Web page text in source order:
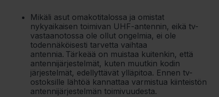
Mikäli asut omakotitalossa ja omistat
nykyaikaisen toimivan UHF-antennin, eikä tv-
vastaanotossa ole ollut ongelmia, ei ole
todennäköisesti tarvetta vaihtaa
antennia. Tärkeää on muistaa kuitenkin, että
antennijärjestelmät, kuten muutkin kodin
järjestelmät, edellyttävät ylläpitoa. Ennen tv-
ostoksille lähtöä kannattaa varmistua kiinteistön
antennijärjestelmän toimivuudesta.